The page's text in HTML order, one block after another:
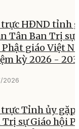
HĐND tỉnh
Tân Ban Trị sự
Phật giáo Việt
kỳ 2026 -
2026
Tỉnh ủy gặp
sự Giáo hội